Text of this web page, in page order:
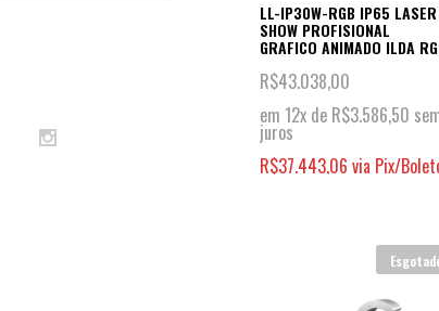
LL-IP30W-RGB IP65 LASER
SHOW PROFISIONAL
GRAFICO ANIMADO ILDA
R$43.038,00
em 12x de R$3.586,50
juros
R$37.443,06 via Pix/